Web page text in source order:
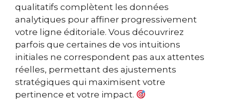
qualitatifs complètent les données
analytiques pour affiner progressivement
votre ligne éditoriale. Vous découvrirez
parfois que certaines de vos intuitions
initiales ne correspondent pas aux attentes
réelles, permettant des ajustements
stratégiques qui maximisent votre
pertinence et votre impact.